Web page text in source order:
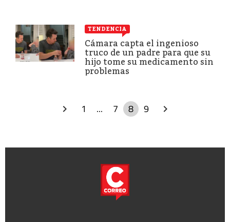
TENDENCIA
Cámara capta el ingenioso
truco de un padre para que su
hijo tome su medicamento sin
problemas
1 ... 7 8 9